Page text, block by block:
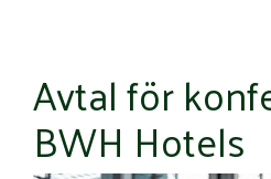
Avtal för
BWH Hotels